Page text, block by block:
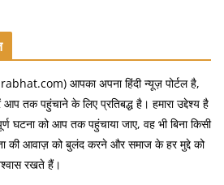
आपका अपना हिंदी न्यूज़ पोर्टल है,
तक पहुंचाने के लिए प्रतिबद्ध है। हमारा उद्देश्य है
घटना को आप तक पहुंचाया जाए, वह भी बिना किसी
की आवाज़ को बुलंद करने और समाज के हर मुद्दे को
रखते हैं।